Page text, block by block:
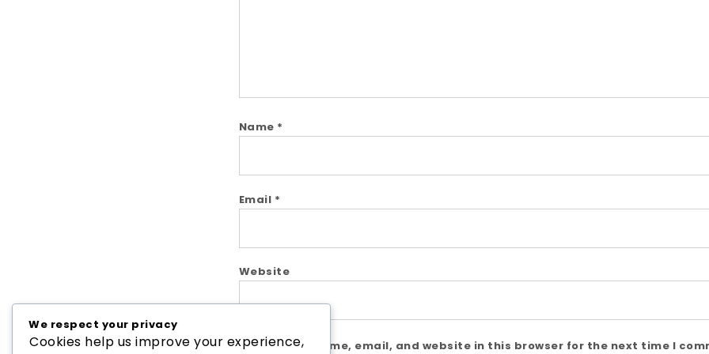
Name *
Email *
Website
Save my name, email, and website in this browser for the next time I
We respect your privacy
Cookies help us improve your experience,